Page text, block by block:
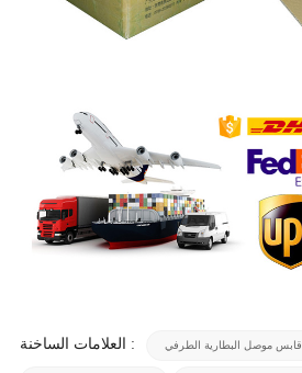
العلامات الساخنة : قابس موصل البطارية الطرفي